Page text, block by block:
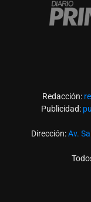
Redacción:
Publicidad:
Dirección:Av.